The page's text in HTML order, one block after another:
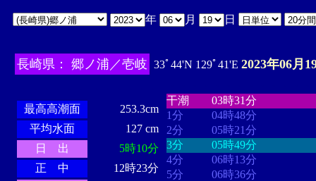
年 月 日
長崎県： 郷ノ浦／壱岐 33ﾟ44'N 129ﾟ41'E 2023年06月
最高高潮面
253.3cm
平均水面
127 cm
日 出
5時10分
正 中
12時23分
干潮
03時31分
1分
04時48分
2分
05時21分
3分
05時49分
4分
06時13分
5分
06時36分